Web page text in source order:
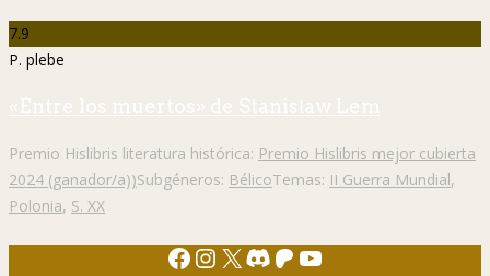
7.9
P. plebe
«Entre los muertos» de Stanisław Lem
Premio Hislibris literatura histórica: Premio Hislibris mejor cubierta
2024 (ganador/a))Subgéneros: BélicoTemas: II Guerra Mundial,
Polonia, S. XX
Facebook
Instagram
X Discord
Patreon
YouTube